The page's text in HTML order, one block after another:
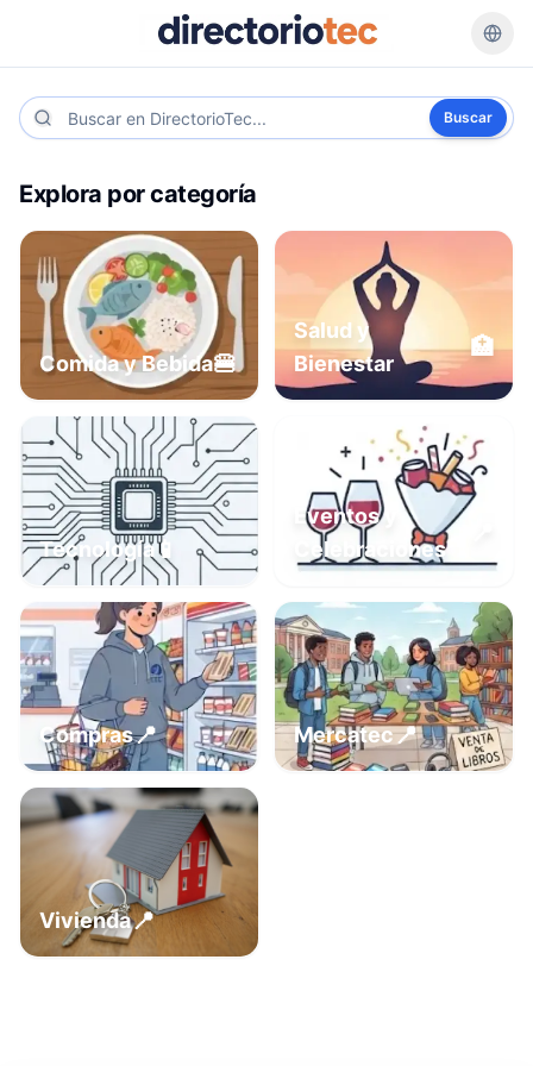
Buscar
Explora por categoría
Comida y Bebida🍔
Salud y
Bienestar
🏥
Tecnología📱
Eventos y
Celebraciones
Compras📍 Mercatec📍
Vivienda📍